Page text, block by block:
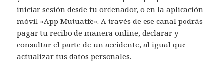
iniciar sesión desde tu ordenador, o en la aplicación
móvil «App Mutuatfe». A través de ese canal podrás
pagar tu recibo de manera online, declarar y
consultar el parte de un accidente, al igual que
actualizar tus datos personales.